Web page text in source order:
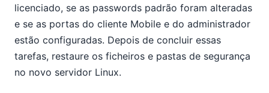
licenciado, se as passwords padrão foram alteradas
e se as portas do cliente Mobile e do administrador
estão configuradas. Depois de concluir essas
tarefas, restaure os ficheiros e pastas de segurança
no novo servidor Linux.